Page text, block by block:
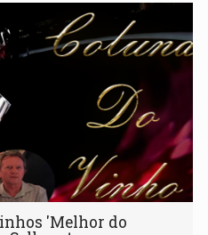
'Melhor do